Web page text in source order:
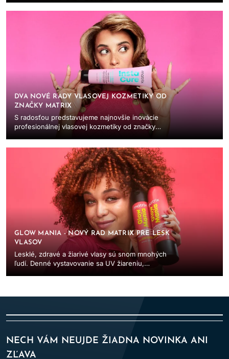
DVA NOVÉ RADY VLASOVEJ KOZMETIKY OD
ZNAČKY MATRIX
S radosťou predstavujeme najnovšie inovácie
profesionálnej vlasovej kozmetiky od značky
GLOW MANIA - NOVÝ RAD MATRIX PRE LESK
VLASOV
Lesklé, zdravé a žiarivé vlasy sú snom mnohých
ľudí. Denné vystavovanie sa UV žiareniu,
NECH VÁM NEUJDE ŽIADNA NOVINKA ANI
ZĽAVA